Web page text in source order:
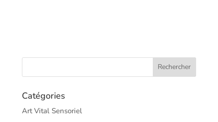
Catégories
Art Vital Sensoriel